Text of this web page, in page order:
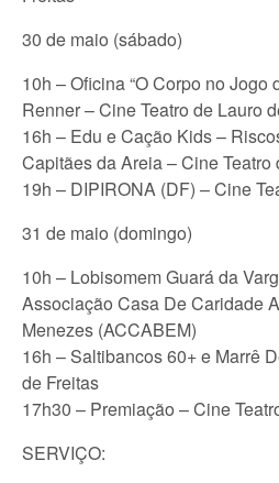
30 de maio (sábado)
10h – Oficina “O Corpo no Jogo
Renner – Cine Teatro de Lauro
16h – Edu e Cação Kids –
Capitães da Areia – Cine Teatro
19h – DIPIRONA (DF) – Cine
31 de maio (domingo)
10h – Lobisomem Guará da
Associação Casa De Caridade
Menezes (ACCABEM)
16h – Saltibancos 60+ e Marrê
de Freitas
17h30 – Premiação – Cine
SERVIÇO: